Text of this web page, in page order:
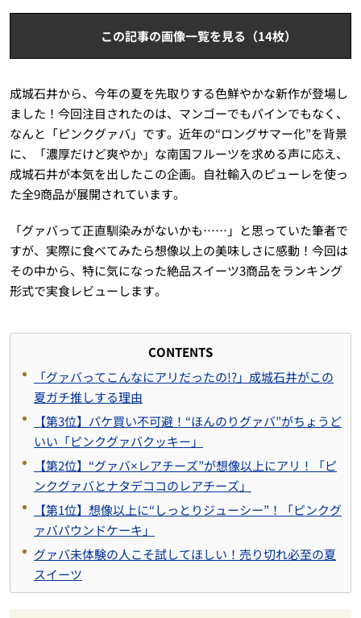
この記事の画像一覧を見る（14枚）
成城石井から、今年の夏を先取りする色鮮やかな新作が登場し
ました！今回注目されたのは、マンゴーでもパインでもなく、
なんと「ピンクグァバ」です。近年の“ロングサマー化”を背景
に、「濃厚だけど爽やか」な南国フルーツを求める声に応え、
成城石井が本気を出したこの企画。自社輸入のピューレを使っ
た全9商品が展開されています。
「グァバって正直馴染みがないかも……」と思っていた筆者で
すが、実際に食べてみたら想像以上の美味しさに感動！今回は
その中から、特に気になった絶品スイーツ3商品をランキング
形式で実食レビューします。
CONTENTS
「グァバってこんなにアリだったの!?」成城石井がこの
夏ガチ推しする理由
【第3位】パケ買い不可避！“ほんのりグァバ”がちょうど
いい「ピンクグァバクッキー」
【第2位】“グァバ×レアチーズ”が想像以上にアリ！「ピ
ンクグァバとナタデココのレアチーズ」
【第1位】想像以上に“しっとりジューシー”！「ピンクグ
ァバパウンドケーキ」
グァバ未体験の人こそ試してほしい！売り切れ必至の夏
スイーツ